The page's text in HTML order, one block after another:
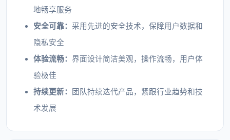
地畅享服务
安全可靠： 采用先进的安全技术，保障用户数据和
隐私安全
体验流畅： 界面设计简洁美观，操作流畅，用户体
验极佳
持续更新：
团队持续迭代产品，紧跟行业趋势和技
术发展